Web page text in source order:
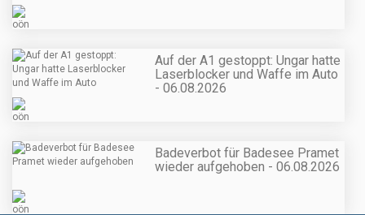
Auf der A1 gestoppt: Ungar hatte
Laserblocker und Waffe im Auto
- 06.08.2026
Badeverbot für Badesee Pramet
wieder aufgehoben - 06.08.2026